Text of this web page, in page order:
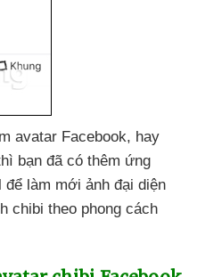
avatar Facebook, hay
bạn đã có thêm ứng
để làm mới ảnh đại diện
chibi theo phong cách